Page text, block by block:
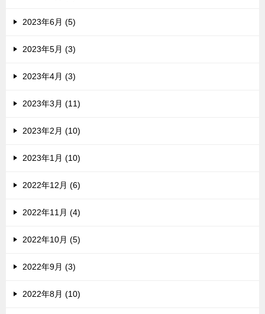
2023年6月 (5)
2023年5月 (3)
2023年4月 (3)
2023年3月 (11)
2023年2月 (10)
2023年1月 (10)
2022年12月 (6)
2022年11月 (4)
2022年10月 (5)
2022年9月 (3)
2022年8月 (10)